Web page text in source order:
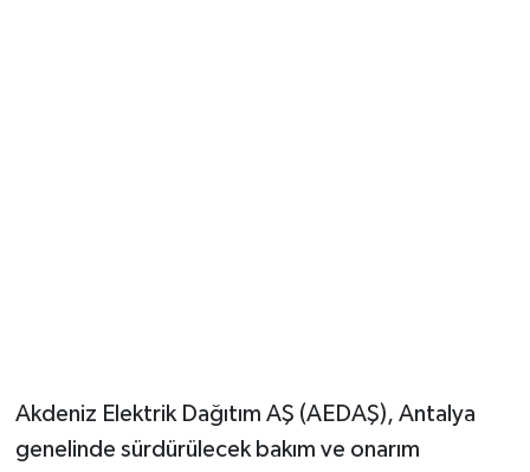
Akdeniz Elektrik Dağıtım AŞ (AEDAŞ), Antalya
genelinde sürdürülecek bakım ve onarım